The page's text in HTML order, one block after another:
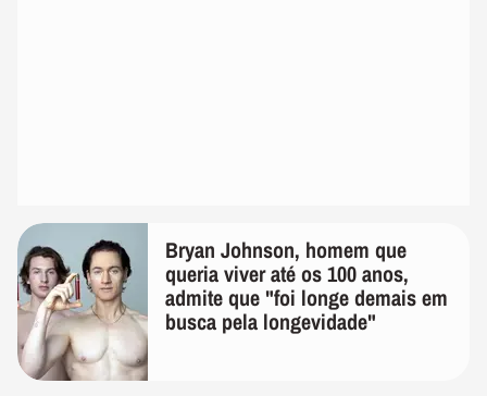
Bryan Johnson, homem que
queria viver até os 100 anos,
admite que "foi longe demais em
busca pela longevidade"